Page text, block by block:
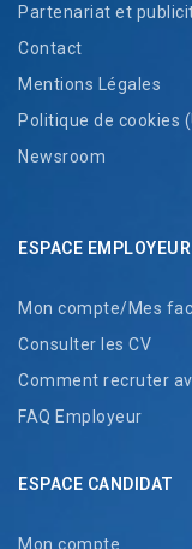
Partenariat et
Contact
Mentions Légales
Politique de cookies
Newsroom
ESPACE EMPLOYEUR
Mon compte/Mes
Consulter les CV
Comment recruter
FAQ Employeur
ESPACE CANDIDAT
Mon compte